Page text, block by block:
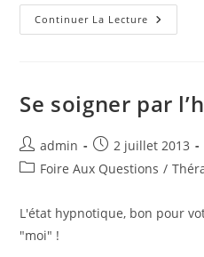
Continuer La Lecture
Atelier.
On
Couvert
!
Se soigner par
Auteur/autrice
de
admin
Publication
publiée :
2 juillet 2013
PostFoire Aux Questions /
L'état hypnotique, bon pour
"moi" !